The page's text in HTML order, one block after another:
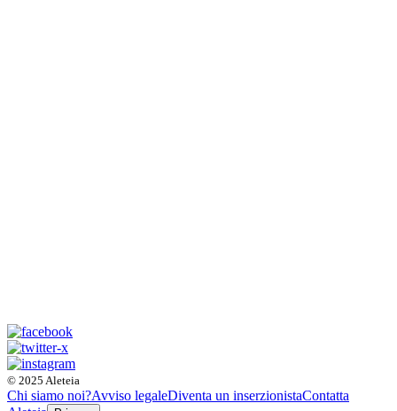
© 2025 Aleteia
Chi siamo noi?Avviso legaleDiventa un inserzionistaContatta